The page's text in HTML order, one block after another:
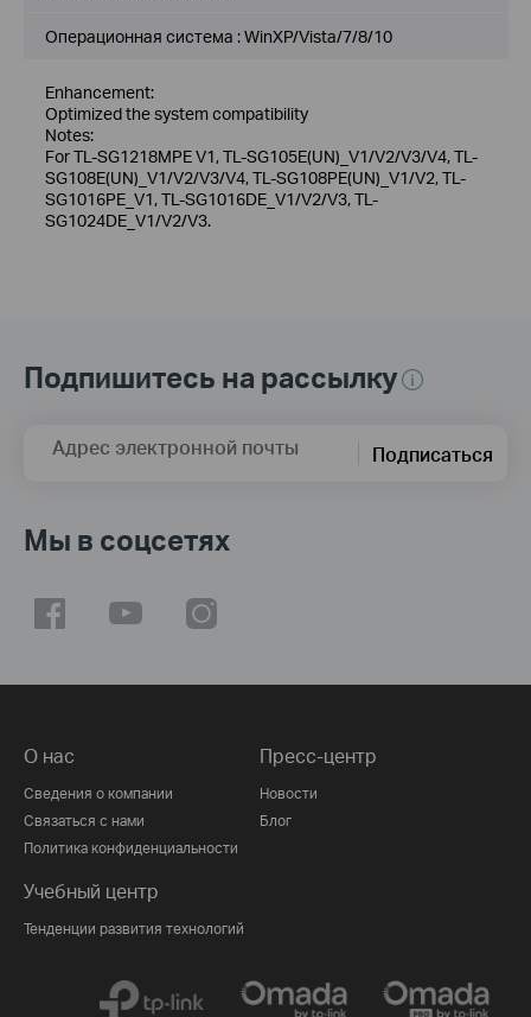
Операционная система : WinXP/Vista/7/8/10
Enhancement:
Optimized the system compatibility
Notes:
For TL-SG1218MPE V1, TL-SG105E(UN)_V1/V2/V3/V4, TL-
SG108E(UN)_V1/V2/V3/V4, TL-SG108PE(UN)_V1/V2, TL-
SG1016PE_V1, TL-SG1016DE_V1/V2/V3, TL-
SG1024DE_V1/V2/V3.
Подпишитесь на рассылку
Адрес электронной почты Подписаться
Мы в соцсетях
О нас
Сведения о компании
Связаться с нами
Политика конфиденциальности
Пресс-центр
Новости
Блог
Учебный центр
Тенденции развития технологий